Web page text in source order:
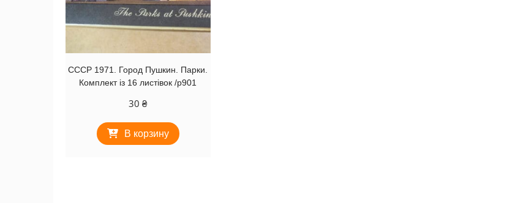
СССР 1971. Город Пушкин. Парки.
Комплект із 16 листівок /р901
30₴
В корзину